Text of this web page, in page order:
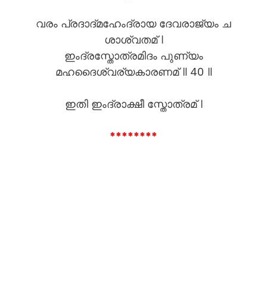
വരം പ്രദാദ്മഹേംദ്രായ ദേവരാജ്യം ച
ശാശ്വതമ് ।
ഇംദ്രസ്തോത്രമിദം പുണ്യം
മഹദൈശ്വര്യകാരണമ് ॥ 40 ॥
ഇതി ഇംദ്രാക്ഷീ സ്തോത്രമ് ।
********